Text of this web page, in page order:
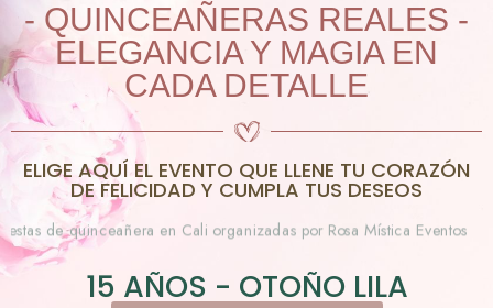
- QUINCEAÑERAS REALES -
ELEGANCIA Y MAGIA EN
CADA DETALLE
ELIGE AQUÍ EL EVENTO QUE LLENE TU CORAZÓN
DE FELICIDAD Y CUMPLA TUS DESEOS
15 AÑOS - OTOÑO LILA